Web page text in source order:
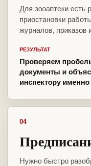
Для зооаптеки есть
приостановки
журналов, приказов
РЕЗУЛЬТАТ
Проверяем
документы и
инспектору
04
Нужно быстро